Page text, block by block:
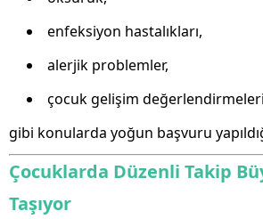
enfeksiyon hastalıkları,
alerjik problemler,
çocuk gelişim değerlendirmeleri
gibi konularda yoğun başvuru
Çocuklarda Düzenli Takip
Taşıyor